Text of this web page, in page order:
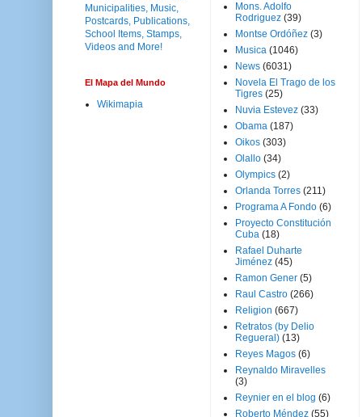
El Mapa del Mundo
Wikimapia
Mons. Adolfo
Rodriguez (39)
Montse Ordóñez (3)
Musica (1046)
News (6031)
Novela El Trago de los
Tigres (25)
Nuvia Estevez (33)
Obama (187)
Oikos (303)
Olallo (34)
Olympics (2)
Orlanda Torres (211)
Programa A Fondo (6)
Proyecto Constitución
Cuba (18)
Rafael Duharte
Jiménez (45)
Ramon Gener (5)
Raul Castro (266)
Religion (667)
Retratos (by Delio
Regueral) (13)
Reyes Magos (6)
Reynaldo Miravelles
(3)
Reynier en el blog (6)
Roberto Méndez (55)